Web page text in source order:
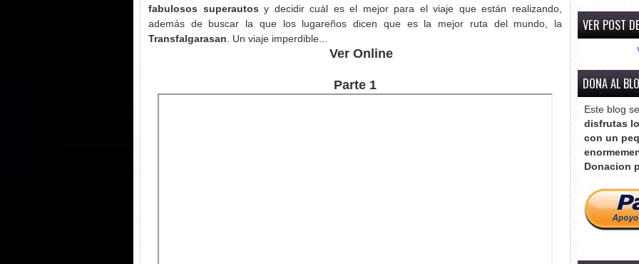
fabulosos superautos y decidir cuál es el mejor para el viaje que están realizando,
además de buscar la que los lugareños dicen que es la mejor ruta del mundo, la
Transfalgarasan . Un viaje imperdible...
Ver Online
Parte 1
VER POST
DONA AL
Este blog
disfrutas
con un
Donacion